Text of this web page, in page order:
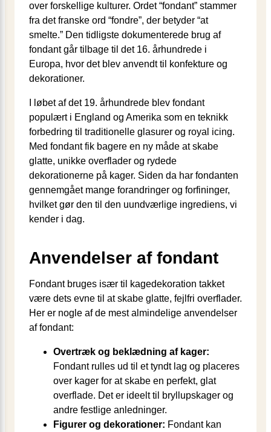
over forskellige kulturer. Ordet “fondant” stammer
fra det franske ord “fondre”, der betyder “at
smelte.” Den tidligste dokumenterede brug af
fondant går tilbage til det 16. århundrede i
Europa, hvor det blev anvendt til konfekture og
dekorationer.
I løbet af det 19. århundrede blev fondant
populært i England og Amerika som en teknikk
forbedring til traditionelle glasurer og royal icing.
Med fondant fik bagere en ny måde at skabe
glatte, unikke overflader og rydede
dekorationerne på kager. Siden da har fondanten
gennemgået mange forandringer og forfininger,
hvilket gør den til den uundværlige ingrediens, vi
kender i dag.
Anvendelser af fondant
Fondant bruges især til kagedekoration takket
være dets evne til at skabe glatte, fejlfri overflader.
Her er nogle af de mest almindelige anvendelser
af fondant:
Overtræk og beklædning af kager:
Fondant rulles ud til et tyndt lag og placeres
over kager for at skabe en perfekt, glat
overflade. Det er ideelt til bryllupskager og
andre festlige anledninger.
Figurer og dekorationer: Fondant kan